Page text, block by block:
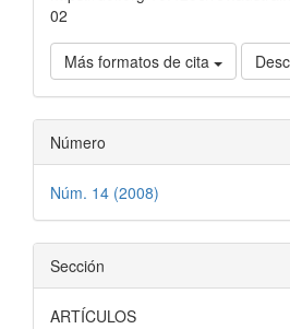
02
Más formatos de cita
Número
Núm. 14 (2008)
Sección
ARTÍCULOS